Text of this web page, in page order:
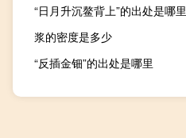
“日月升沉鳌背上”的出处是哪里
浆的密度是多少
“反插金钿”的出处是哪里